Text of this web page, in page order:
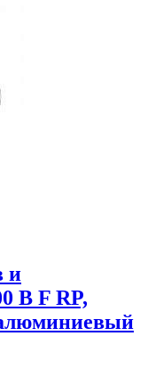
и
B F RP,